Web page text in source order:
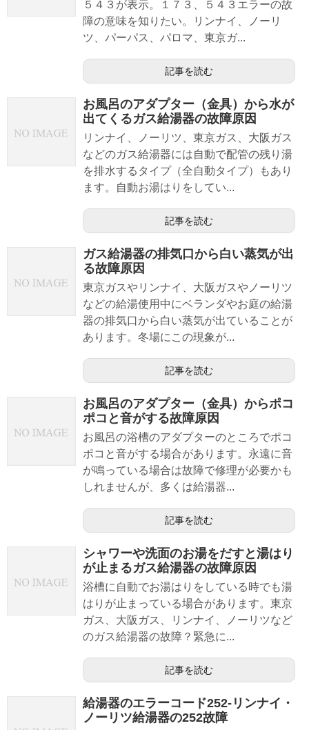
５４３が表示。１７３、５４３エラーの故
障の意味を知りたい。リンナイ、ノーリ
ツ、パーパス、パロマ、東京ガ...
記事を読む
お風呂のアダプター（金具）から水が
出てくるガス給湯器の故障原因
リンナイ、ノーリツ、東京ガス、大阪ガス
などのガス給湯器には自動で配管の残り湯
を排水するタイプ（全自動タイプ）もあり
ます。自動お湯はりをしてい...
記事を読む
ガス給湯器の排気口から白い蒸気が出
る故障原因
東京ガスやリンナイ、大阪ガスやノーリツ
などの給湯使用中にベランダやお庭の給湯
器の排気口から白い蒸気が出ていることが
あります。冬場にこの現象が...
記事を読む
お風呂のアダプター（金具）からポコ
ポコと音がする故障原因
お風呂の浴槽のアダプターのところでポコ
ポコと音がする場合があります。永遠に音
が鳴っている場合は故障で修理が必要かも
しれませんが、多くは給湯器...
記事を読む
シャワーや洗面のお湯をだすと湯はり
が止まるガス給湯器の故障原因
浴槽に自動でお湯はりをしている時でも湯
はりが止まっている場合があります。東京
ガス、大阪ガス、リンナイ、ノーリツなど
のガス給湯器の故障？緊急に...
記事を読む
給湯器のエラーコード252-リンナイ・
ノーリツ給湯器の252故障